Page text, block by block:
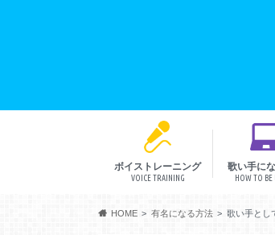
ボイストレーニング
VOICE TRAINING
歌い手に
HOW TO BE
HOME 有名になる方法 歌い手とし